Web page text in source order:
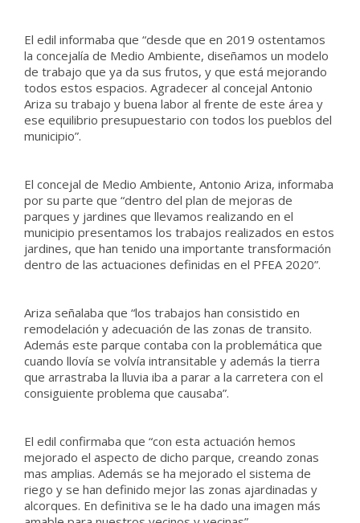
El edil informaba que “desde que en 2019 ostentamos
la concejalía de Medio Ambiente, diseñamos un modelo
de trabajo que ya da sus frutos, y que está mejorando
todos estos espacios. Agradecer al concejal Antonio
Ariza su trabajo y buena labor al frente de este área y
ese equilibrio presupuestario con todos los pueblos del
municipio”.
El concejal de Medio Ambiente, Antonio Ariza, informaba
por su parte que “dentro del plan de mejoras de
parques y jardines que llevamos realizando en el
municipio presentamos los trabajos realizados en estos
jardines, que han tenido una importante transformación
dentro de las actuaciones definidas en el PFEA 2020”.
Ariza señalaba que “los trabajos han consistido en
remodelación y adecuación de las zonas de transito.
Además este parque contaba con la problemática que
cuando llovía se volvía intransitable y además la tierra
que arrastraba la lluvia iba a parar a la carretera con el
consiguiente problema que causaba”.
El edil confirmaba que “con esta actuación hemos
mejorado el aspecto de dicho parque, creando zonas
mas amplias. Además se ha mejorado el sistema de
riego y se han definido mejor las zonas ajardinadas y
alcorques. En definitiva se le ha dado una imagen más